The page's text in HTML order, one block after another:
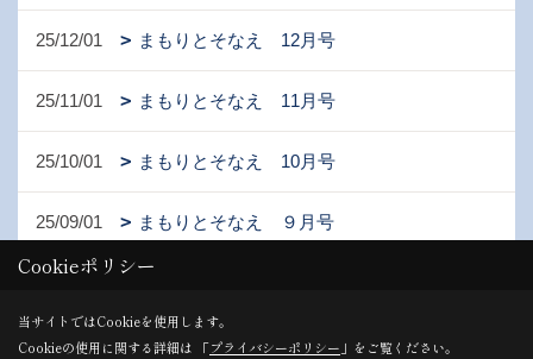
25/12/01 まもりとそなえ 12月号
25/11/01 まもりとそなえ 11月号
25/10/01 まもりとそなえ 10月号
25/09/01 まもりとそなえ ９月号
1ページ （全24ページ中）
Cookieポリシー
当サイトではCookieを使用します。
Cookieの使用に関する詳細は 「プライバシーポリシー 」をご覧ください。